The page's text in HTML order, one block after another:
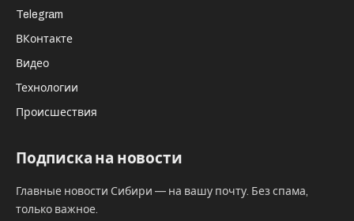
число участников, о чем сообщили
устроители этого сложнейшего состязания.
Заявки на участие подали 96 человек,
прошлом капитан российской футбольной
сборной, намеревающийся преодолеть 50-
километровую ультрамарафонскую